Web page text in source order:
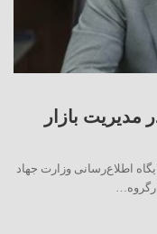
بازار
اطلاع‌رسانی وزارت جهاد